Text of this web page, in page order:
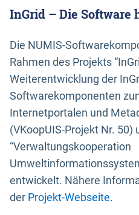
InGrid – Die Software
Die NUMIS-
Rahmen des Projekts
Weiterentwicklung der
Softwarekomponenten
Internetportalen und
(VKoopUIS-Projekt Nr. 50)
“Verwaltungskooperation
entwickelt. Nähere
der Projekt-Webseite.